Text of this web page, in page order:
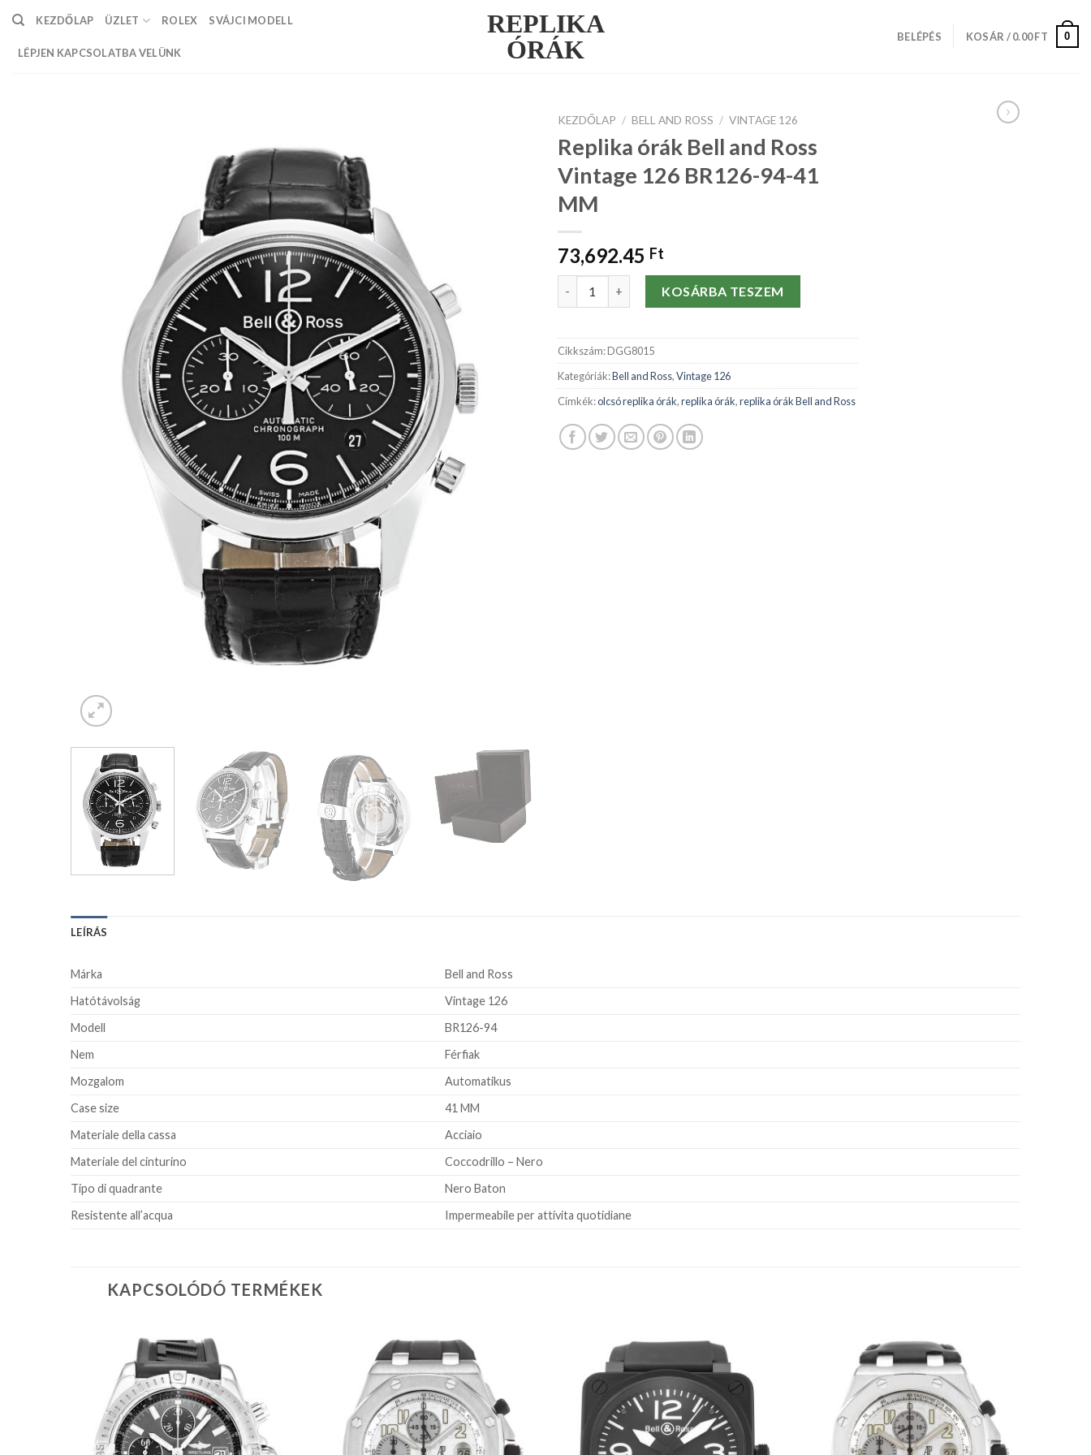
content
REPLIKA
ÓRÁK
KEZDŐLAP ÜZLET ROLEX SVÁJCI MODELL
LÉPJEN KAPCSOLATBA VELÜNK
BELÉPÉS KOSÁR /0.00FT 0
KEZDŐLAP / BELL AND ROSS / VINTAGE 126
Replika órák Bell and Ross
Vintage 126 BR126-94-41
MM
73,692.45 Ft
Replika órák Bell and Ross Vintage 126 BR126-94-41 MM mennyiség
KOSÁRBA TESZEM
Cikkszám:DGG8015
Kategóriák:Bell and Ross,Vintage 126
Címkék:olcsó replika órák,replika órák,replika órák Bell and Ross
LEÍRÁS
Márka
Bell and Ross
Hatótávolság
Vintage 126
Modell
BR126-94
Nem
Férfiak
Mozgalom
Automatikus
Case size
41 MM
Materiale della cassa
Acciaio
Materiale del cinturino
Coccodrillo – Nero
Tipo di quadrante
Nero Baton
Resistente all’acqua
Impermeabile per attivita quotidiane
KAPCSOLÓDÓ TERMÉKEK